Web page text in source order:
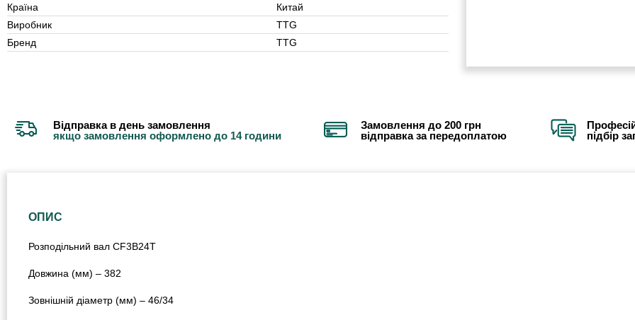
Країна
Китай
Виробник
TTG
Бренд
TTG
Відправка в день замовлення
якщо замовлення оформлено до 14 години
Замовлення до 200 грн
відправка за передоплатою
підбір
ОПИС
Розподільний вал СF3B24T
Довжина (мм) – 382
Зовнішній діаметр (мм) – 46/34